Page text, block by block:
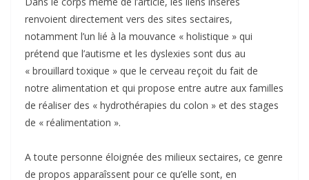
renvoient directement vers des sites sectaires,
notamment l’un lié à la mouvance « holistique » qui
prétend que l’autisme et les dyslexies sont dus au
« brouillard toxique » que le cerveau reçoit du fait de
notre alimentation et qui propose entre autre aux familles
de réaliser des « hydrothérapies du colon » et des stages
de « réalimentation ».
A toute personne éloignée des milieux sectaires, ce genre
de propos apparaîssent pour ce qu’elle sont, en